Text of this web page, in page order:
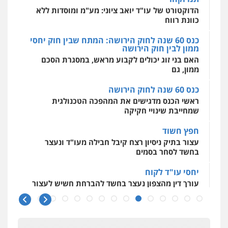
אסירים עבירות מין שירותים מקצועיים
האם בני זוג יכולים לקבוע מראש, במסגרת הסכם
ממון, גם
כנס 60 שנה לחוק הירושה
ראשי הכנס מדגישים את המהפכה הטכנולגית
שמחייבת שינויי חקיקה
עצור בתיק ניסיון רצח קיבל חבילה מעו"ד ונעצר
בחשד לסחר בסמים
עורך דין מהצפון נעצר בחשד להברחת חשיש לעצור
בקישון
בעיכוב כספים ופגיעה בכבוד המקצוע
חודש בלבד לאחר שהופיע בכנס לשכת עורכי הדין,
קצב הורשע